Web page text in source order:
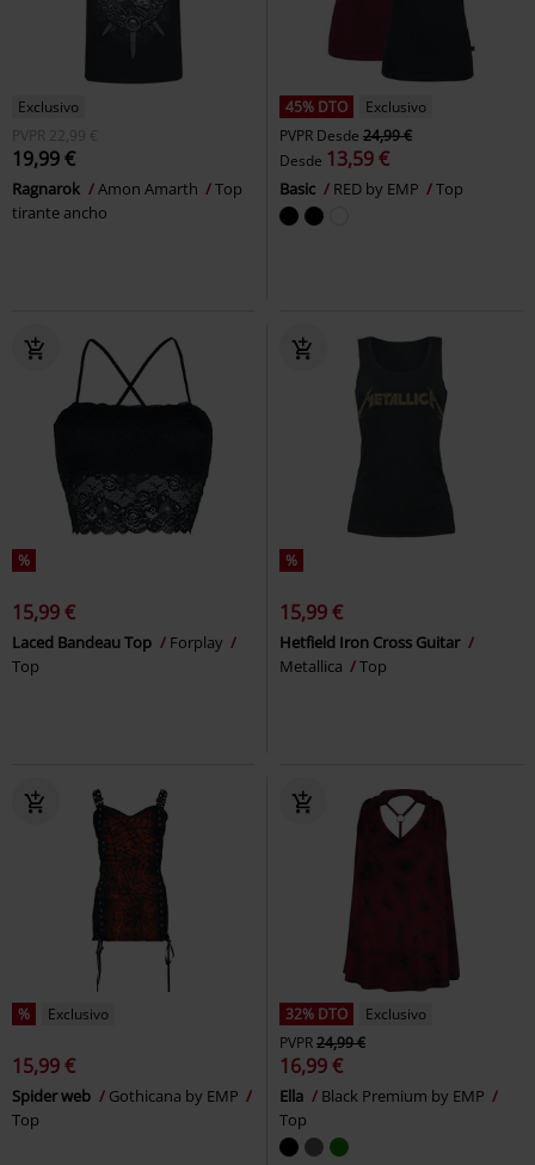
Exclusivo
PVPR 22,99 €
19,99 €
Ragnarok Amon Amarth
Top
tirante ancho
45% DTO
Exclusivo
PVPR Desde 24,99 €
Desde 13,59 €
Basic RED by EMP Top
%
15,99 €
Laced Bandeau Top
Forplay
Top
%
15,99 €
Hetfield Iron Cross Guitar
Metallica
Top
% Exclusivo
15,99 €
Spider web
Gothicana by EMP
Top
32% DTO
Exclusivo
PVPR24,99 €
16,99 €
Ella
Black Premium by EMP
Top